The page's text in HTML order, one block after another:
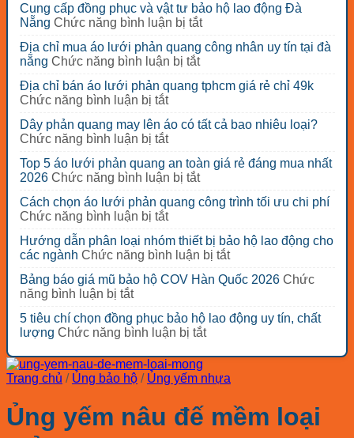
phân
biệt
chất
lượng
các
loại
nón
hộ
lao
–
mũ
bảo
hộ
lao
động
Đà
Cung cấp đồng phục và vật tư bảo hộ lao động Đà
Nẵng Chức năng bình luận bị tắtở
cấp
phục
và
tư
lao
Nẵng
Địa chỉ mua áo lưới phản quang công nhân uy tín tại đà
nẵng Chức năng bình luận bị tắtở
chỉ
áo
lưới
quang
công
uy
đà
nẵng
Địa chỉ bán áo lưới phản quang tphcm giá rẻ chỉ 49k
Chức năng bình luận bị tắtở
chỉ
bán
lưới
phản
quang
tphcm
rẻ
chỉ
Dây phản quang may lên áo có tất cả bao nhiêu loại?
Chức năng bình luận bị tắtở
phản
quang
lên
áo
có
tất
bao
Top 5 áo lưới phản quang an toàn giá rẻ đáng mua nhất
2026 Chức năng bình luận bị tắtở
5
lưới
phản
quang
an
rẻ
đáng
nhất
2026
Cách chọn áo lưới phản quang công trình tối ưu chi phí
Chức năng bình luận bị tắtở
chọn
áo
lưới
phản
công
trình
ưu
chi
phí
Hướng dẫn phân loại nhóm thiết bị bảo hộ lao động cho
các ngành Chức năng bình luận bị tắtở
dẫn
loại
nhóm
bị
hộ
động
cho
Bảng báo giá mũ bảo hộ COV Hàn Quốc 2026 Chức
năng bình luận bị tắtở
báo
giá
bảo
hộ
Hàn
Quốc
5 tiêu chí chọn đồng phục bảo hộ lao động uy tín, chất
lượng Chức năng bình luận bị tắtở
tiêu
chí
chọn
đồng
phục
Trang chủ / Ủng bảo hộ / Ủng yếm nhựa
Ủng yếm nâu đế mềm loại